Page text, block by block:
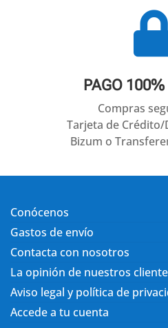
PAGO 100%
Compras
Tarjeta de Crédito/
Bizum o
Conócenos
Gastos de envío
Contacta con nosotros
La opinión de nuestros
Aviso legal y política de
Accede a tu cuenta